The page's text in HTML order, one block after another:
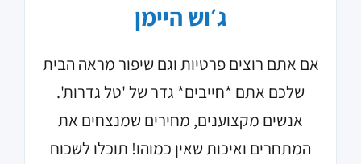
ג׳וש היימן
אם אתם רוצים פרטיות וגם שיפור מראה הבית
שלכם אתם *חייבים* גדר של 'טל גדרות'.
אנשים מקצוענים, מחירים שמנצחים את
המתחרים ואיכות שאין כמוהו! תוכלו לשכוח